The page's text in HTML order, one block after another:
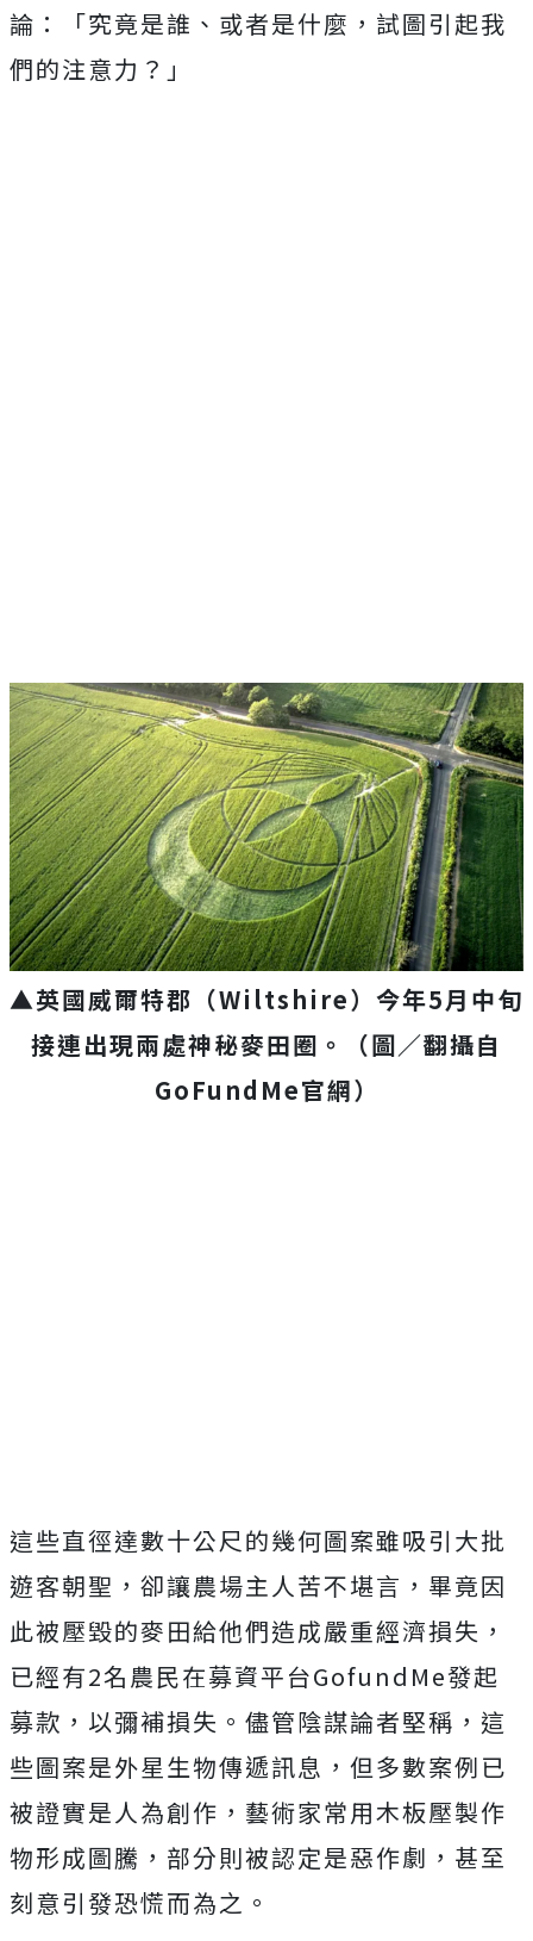
論：
「究竟是誰、或者是什麼，試圖引起我
們的注意力？」
▲英國威爾特郡（Wiltshire）今年5月中旬
接連出現兩處神秘麥田圈。（圖／翻攝自
GoFundMe官網）
這些直徑達數十公尺的幾何圖案雖吸引大批
遊客朝聖，卻讓農場主人苦不堪言，畢竟因
此被壓毀的麥田給他們造成嚴重經濟損失，
已經有2名農民在募資平台GofundMe發起
募款，以彌補損失。儘管陰謀論者堅稱，這
些圖案是外星生物傳遞訊息，但多數案例已
被證實是人為創作，藝術家常用木板壓製作
物形成圖騰，部分則被認定是惡作劇，甚至
刻意引發恐慌而為之。